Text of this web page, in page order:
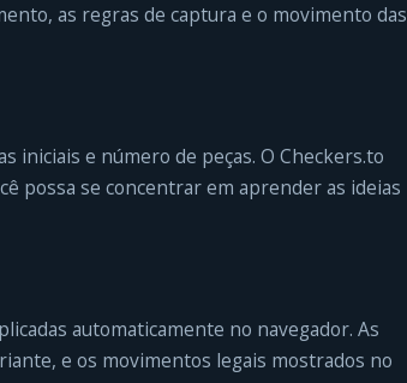
as regras de captura e o movimento das
iniciais e número de peças. O Checkers.to
possa se concentrar em aprender as ideias
automaticamente no navegador. As
e os movimentos legais mostrados no